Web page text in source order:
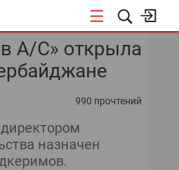
КОНФЕРЕНЦИИ
«ОТКРЫТЫЕ СИСТЕМЫ»
А/С» открыла
990 прочтений
назначен